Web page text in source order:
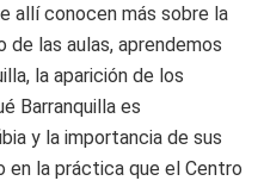
allí conocen más sobre la
de las aulas, aprendemos
la aparición de los
Barranquilla es
y la importancia de sus
en la práctica que el Centro